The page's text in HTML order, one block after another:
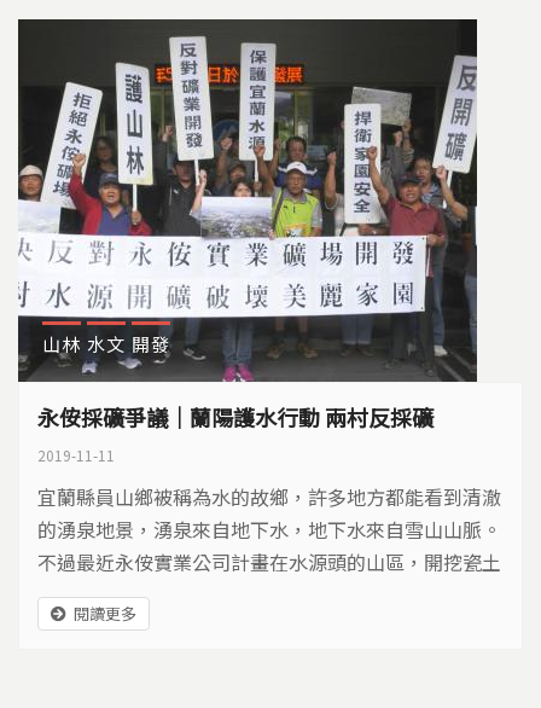
山林 水文 開發
永侒採礦爭議｜蘭陽護水行動 兩村反採礦
2019-11-11
宜蘭縣員山鄉被稱為水的故鄉，許多地方都能看到清澈
的湧泉地景，湧泉來自地下水，地下水來自雪山山脈。
不過最近永侒實業公司計畫在水源頭的山區，開挖瓷土
礦，礦區加上聯外道路，總面積高達33.5公頃，位在中
華村與內城村境內。
閱讀更多